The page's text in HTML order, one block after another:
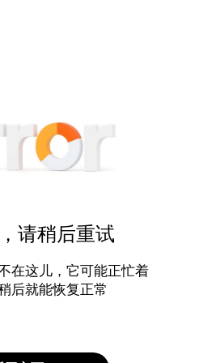
请稍后重试
在这儿，它可能正忙着
后就能恢复正常